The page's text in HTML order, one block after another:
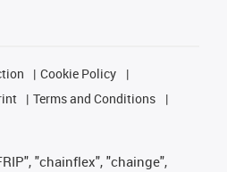
Cookie Policy
Terms and Conditions
"chainflex", "chainge",